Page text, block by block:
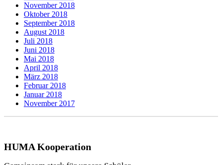
November 2018
Oktober 2018
September 2018
August 2018
Juli 2018
Juni 2018
Mai 2018
April 2018
März 2018
Februar 2018
Januar 2018
November 2017
HUMA Kooperation